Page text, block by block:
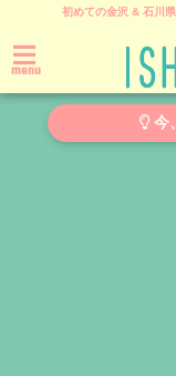
初めての金沢 & 石川
menu
今